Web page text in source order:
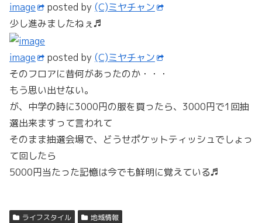
image posted by (C)ミヤチャン
少し進みましたねぇ♬
image posted by (C)ミヤチャン
そのフロアに昔何があったのか・・・
もう思い出せない。
が、中学の時に3000円の服を買ったら、3000円で1回抽
選出来ますって言われて
そのまま抽選会場で、どうせポケットティッシュでしょっ
て回したら
5000円当たった記憶は今でも鮮明に覚えている♬
ライフスタイル 地域情報